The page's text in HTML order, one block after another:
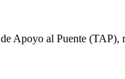
Apoyo al Puente (TAP),